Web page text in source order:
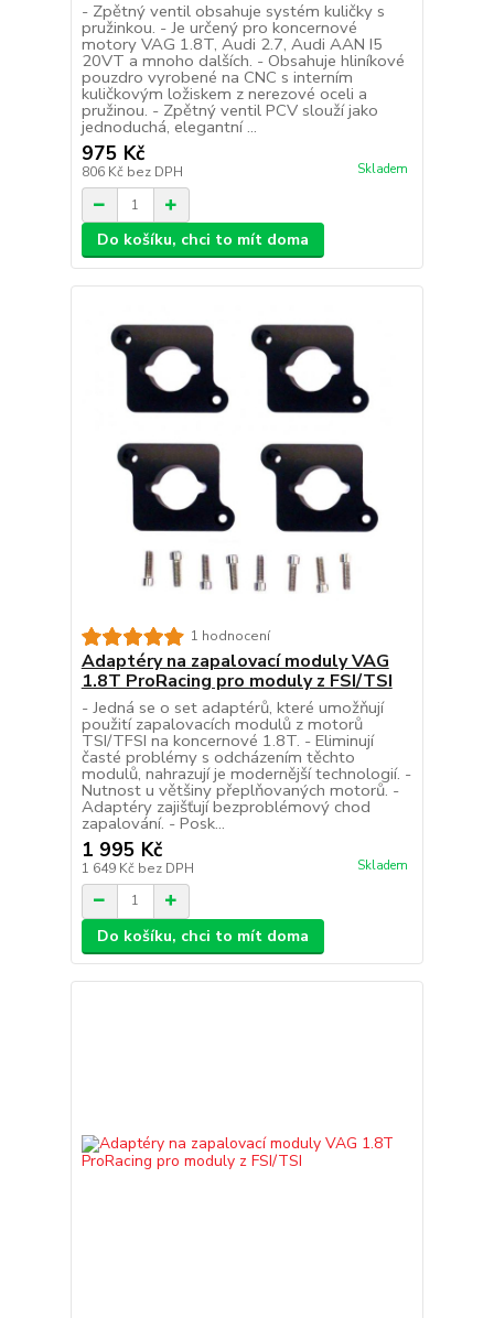
- Zpětný ventil obsahuje systém kuličky s
pružinkou. - Je určený pro koncernové
motory VAG 1.8T, Audi 2.7, Audi AAN I5
20VT a mnoho dalších. - Obsahuje hliníkové
pouzdro vyrobené na CNC s interním
kuličkovým ložiskem z nerezové oceli a
pružinou. - Zpětný ventil PCV slouží jako
jednoduchá, elegantní ...
975 Kč
806 Kč bez DPH Skladem
Do košíku, chci to mít doma
1 hodnocení
Adaptéry na zapalovací moduly VAG
1.8T ProRacing pro moduly z FSI/TSI
- Jedná se o set adaptérů, které umožňují
použití zapalovacích modulů z motorů
TSI/TFSI na koncernové 1.8T. - Eliminují
časté problémy s odcházením těchto
modulů, nahrazují je modernější technologií. -
Nutnost u většiny přeplňovaných motorů. -
Adaptéry zajišťují bezproblémový chod
zapalování. - Posk...
1 995 Kč
1 649 Kč bez DPH Skladem
Do košíku, chci to mít doma